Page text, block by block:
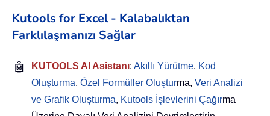
Kutools for Excel - Kalabalıktan
Farklılaşmanızı Sağlar
🤖 KUTOOLS AI Asistanı: Akıllı Yürütme, Kod
Oluşturma, Özel Formüller Oluşturma, Veri Analizi
ve Grafik Oluşturma, Kutools İşlevlerini Çağırma